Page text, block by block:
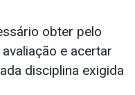
obter pelo
e acertar
disciplina exigida